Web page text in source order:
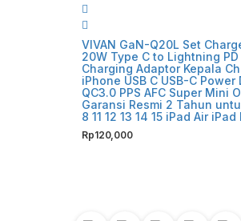
VIVAN GaN-Q20L Set
20W Type C to Lightning PD
Charging Adaptor Kepala
iPhone USB C USB-C Power
QC3.0 PPS AFC Super Mini
Garansi Resmi 2 Tahun
8 11 12 13 14 15 iPad Air iPad
Rp120,000